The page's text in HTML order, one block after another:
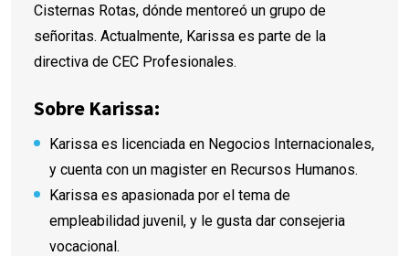
Cisternas Rotas, dónde mentoreó un grupo de
señoritas. Actualmente, Karissa es parte de la
directiva de CEC Profesionales.
Sobre Karissa:
Karissa es licenciada en Negocios Internacionales,
y cuenta con un magister en Recursos Humanos.
Karissa es apasionada por el tema de
empleabilidad juvenil, y le gusta dar consejeria
vocacional.